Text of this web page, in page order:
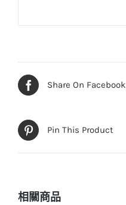
Share On Facebook
Pin This Product
相關商品